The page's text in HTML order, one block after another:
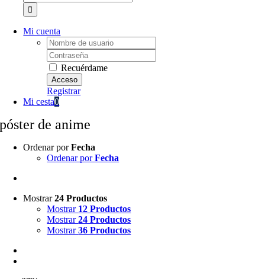
Mi cuenta
Username:
Password:
Recuérdame
Registrar
Mi cesta0
póster de anime
Ordenar porFecha
Ordenar porFecha
Mostrar24 Productos
Mostrar 12 Productos
Mostrar24 Productos
Mostrar36 Productos